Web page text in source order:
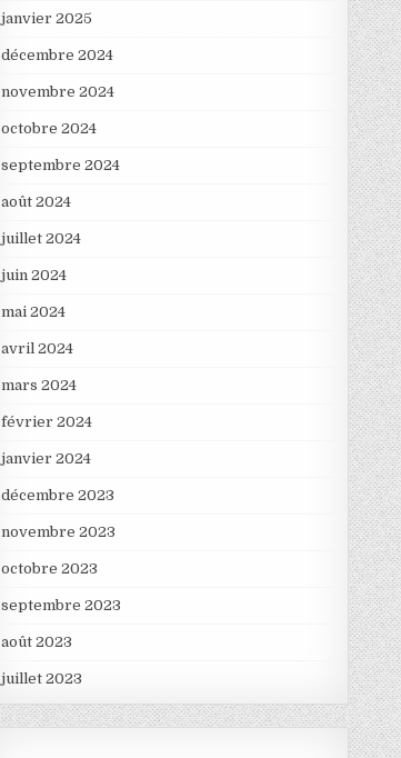
janvier 2025
décembre 2024
novembre 2024
octobre 2024
septembre 2024
août 2024
juillet 2024
juin 2024
mai 2024
avril 2024
mars 2024
février 2024
janvier 2024
décembre 2023
novembre 2023
octobre 2023
septembre 2023
août 2023
juillet 2023